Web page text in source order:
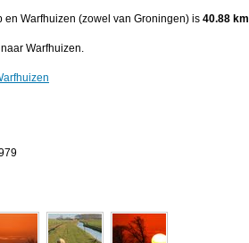
Warfhuizen (zowel van Groningen) is 40.88 km
Warfhuizen.